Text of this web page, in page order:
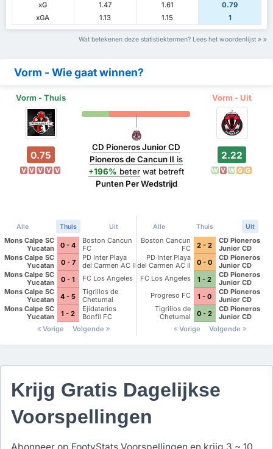
xG
1.47 1.61
0.79
xGA
1.13 1.15 1
Wat betekenen deze statistiektermen? Lees het woordenlijst
Vorm - Wie gaat winnen?
Vorm - Thuis Vorm - Uit
0.75
V V V V V
CD Pioneros Junior CD
Pioneros de Cancun II is
+196% beter wat betreft
Punten Per Wedstrijd
2.22
W V W G G
Alle Thuis Uit
Mons Calpe SC
Yucatan
0 - 4
Boston Cancun
FC
Mons Calpe SC
Yucatan
0 - 7
PD Inter Playa
del Carmen AC II
Mons Calpe SC
Yucatan
0 - 1
FC Los Angeles
Mons Calpe SC
Yucatan
4 - 5
Tigrillos de
Chetumal
Mons Calpe SC
Yucatan
1 - 2
Ejidatarios
Bonfil FC
Vorige
Volgende
Alle Thuis Uit
Boston Cancun
FC
2 - 2
CD Pioneros
Junior CD
Pioneros de
Cancun II
PD Inter Playa
del Carmen AC II
0 - 0
CD Pioneros
Junior CD
Pioneros de
Cancun II
FC Los Angeles 1 - 2
CD Pioneros
Junior CD
Pioneros de
Cancun II
Progreso FC 1 - 0
CD Pioneros
Junior CD
Pioneros de
Cancun II
Tigrillos de
Chetumal
0 - 2
CD Pioneros
Junior CD
Pioneros de
Cancun II
Vorige Volgende
Krijg Gratis Dagelijkse
Voorspellingen